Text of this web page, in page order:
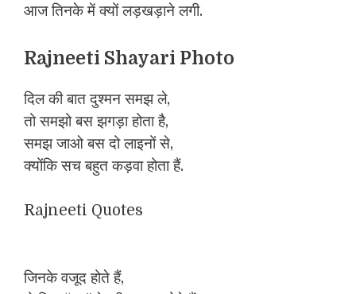
आज तिनके में क्यों लड़खड़ाने लगी.
Rajneeti Shayari Photo
दिल की बात दुश्मन समझ ले,
तो समझो बस झगड़ा होता है,
समझ जाओ बस दो लाइनों से,
क्योंकि सच बहुत कड़वा होता हैं.
Rajneeti Quotes
जिनके वजूद होते हैं,